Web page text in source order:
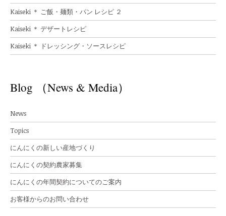
Kaiseki ＊ ご飯・麺類・パン レシピ ２
Kaiseki ＊ デザートレシピ
Kaiseki ＊ ドレッシング・ソースレシピ
Blog （News & Media）
News
Topics
にんにくの新しい産地づくり
にんにくの契約農家募集
にんにくの年間契約についてのご案内
お客様からのお問い合わせ